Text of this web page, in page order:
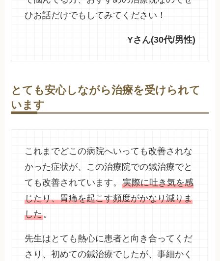
ひお話だけでもしてみてください！
Yさん(30代/男性)
とても安心しながら治療を受けられて
います
これまでどこの病院へいっても改善されな
かった症状が、この治療院での鍼治療でと
ても改善されています。実際に吐き気を感
じたり、胃痛を起こす頻度がかなり減りま
した。
先生はとても熱心に患者と向き合ってくだ
さり、初めての鍼治療でしたが、事細かく